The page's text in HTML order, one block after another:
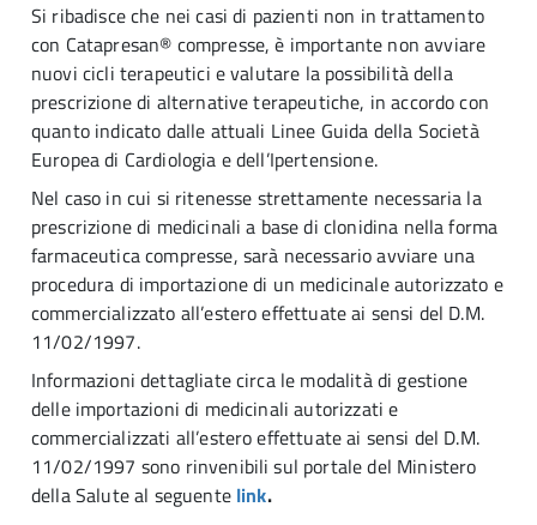
Si ribadisce che nei casi di pazienti non in trattamento
con Catapresan® compresse, è importante non avviare
nuovi cicli terapeutici e valutare la possibilità della
prescrizione di alternative terapeutiche, in accordo con
quanto indicato dalle attuali Linee Guida della Società
Europea di Cardiologia e dell’Ipertensione.
Nel caso in cui si ritenesse strettamente necessaria la
prescrizione di medicinali a base di clonidina nella forma
farmaceutica compresse, sarà necessario avviare una
procedura di importazione di un medicinale autorizzato e
commercializzato all’estero effettuate ai sensi del D.M.
11/02/1997.
Informazioni dettagliate circa le modalità di gestione
delle importazioni di medicinali autorizzati e
commercializzati all’estero effettuate ai sensi del D.M.
11/02/1997 sono rinvenibili sul portale del Ministero
della Salute al seguente link.